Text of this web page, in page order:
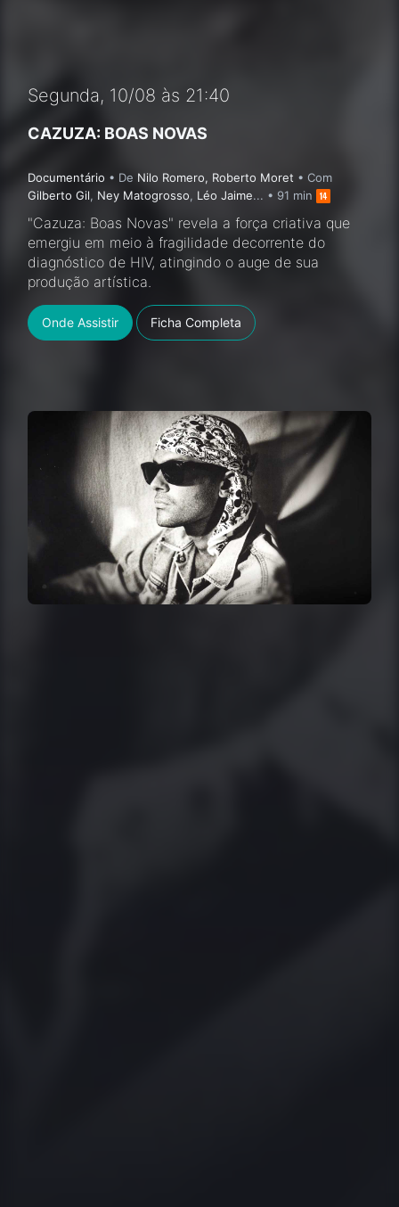
Segunda, 10/08 às 21:40
CAZUZA: BOAS NOVAS
Documentário • De Nilo Romero, Roberto Moret • Com
Gilberto Gil, Ney Matogrosso Léo Jaime... • 91 min
"Cazuza: Boas Novas" revela a força criativa que
emergiu em meio à fragilidade decorrente do
diagnóstico de HIV, atingindo o auge de sua
produção artística.
Onde Assistir Ficha Completa